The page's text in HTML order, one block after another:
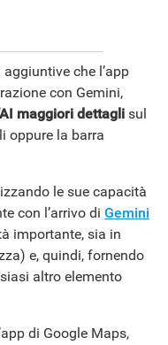
che l’app
con Gemini,
maggiori dettagli sul
oppure la barra
le sue capacità
con l’arrivo di Gemini
importante, sia in
e, quindi, fornendo
altro elemento
di Google Maps,